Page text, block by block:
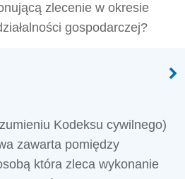
zlecenie w okresie
gospodarczej?
Kodeksu cywilnego)
zawarta pomiędzy
która zleca wykonanie